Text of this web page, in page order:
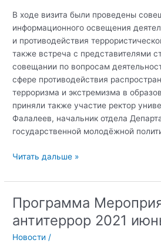
и
высшего
образования
РФ
по
вопросам
формирования
у
молодежи
активной
позиции,
идеологии
терроризма
и
профилактики
экстремизма.
В ходе визита были проведены
информационного освещения
и противодействия
также встреча с представителями
совещании по вопросам
сфере противодействия
терроризма и экстремизма в
приняли также участие ректор
Фалалеев, начальник отдела
государственной молодёжной
26
Крымский
университет.
КФУ
имени
Читать дальше »
Программа
антитеррор 2021
Новости /